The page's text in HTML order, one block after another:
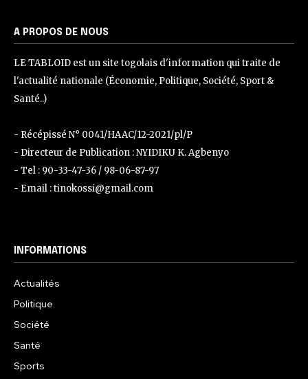
A PROPOS DE NOUS
LE TABLOID est un site togolais d'information qui traite de
l'actualité nationale (Économie, Politique, Société, Sport &
Santé..)
- Récépissé N° 0041/HAAC/12-2021/pl/P
- Directeur de Publication : NYIDIKU K. Agbenyo
- Tel : 90-33-47-36 / 98-06-87-97
- Email : tinokossi@gmail.com
INFORMATIONS
Actualités
Politique
Société
Santé
Sports